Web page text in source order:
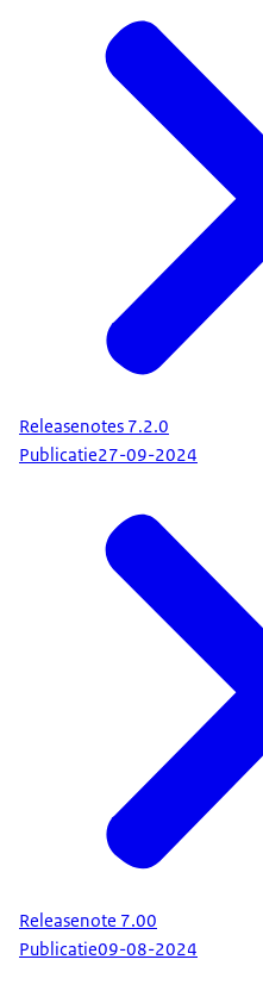
Releasenotes 7.2.0
Publicatie27-09-2024
Releasenote 7.00
Publicatie09-08-2024